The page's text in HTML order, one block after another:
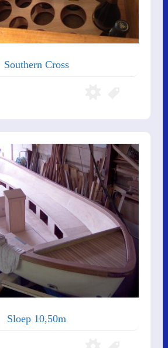
Southern Cross
Sloep 10,50m